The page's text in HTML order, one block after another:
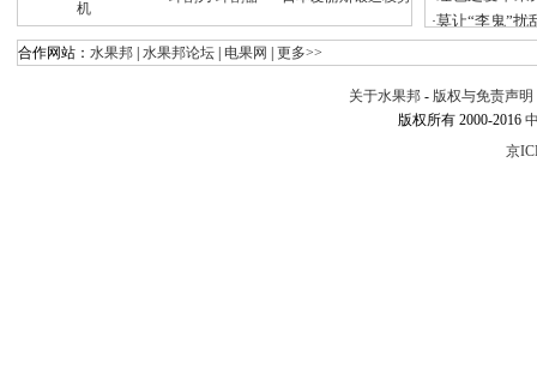
机
·莫让“李鬼”扰
合作网站： 水果邦 水果邦论坛 电果网 更多>>
关于水果邦 - 版权与免责声明
版权所有 2000-2016
京